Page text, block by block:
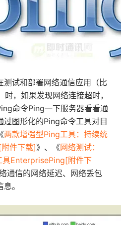
试和部署网络通信应用（比
，如果发现网络连接超时，
命令Ping一下服务器看看通
图形化的Ping命令工具对目
两款增强型Ping工具：持续统
件下载]》、《网络测试：
EnterprisePing[附件下
通信的网络延迟、网络丢包
。